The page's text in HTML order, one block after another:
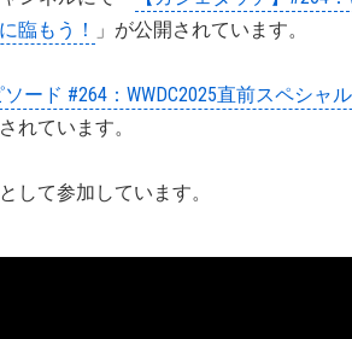
臨もう！
」が公開されています。
ソード #264：WWDC2025直前スペシャ
れています。
して参加しています。